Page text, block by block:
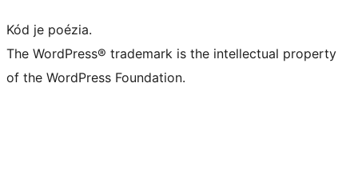
Kód je poézia.
The WordPress® trademark is the intellectual property
of the WordPress Foundation.